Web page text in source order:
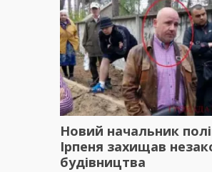
Новий начальник
Ірпеня захищав
будівництва